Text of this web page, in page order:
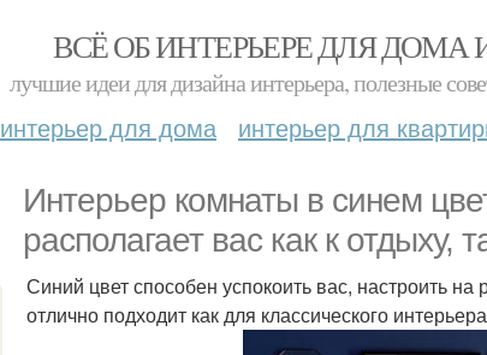
ВСЁ ОБ ИНТЕРЬЕРЕ ДЛЯ ДОМА
лучшие идеи для дизайна интерьера, полезные
интерьер для дома интерьер для
Интерьер комнаты в синем
располагает вас как к отдыху,
Синий цвет способен успокоить вас, настроить
отлично подходит как для классического